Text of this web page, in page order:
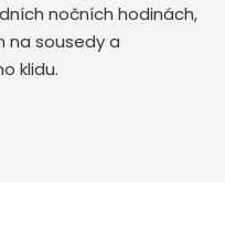
nočních hodinách,
na sousedy a
klidu.